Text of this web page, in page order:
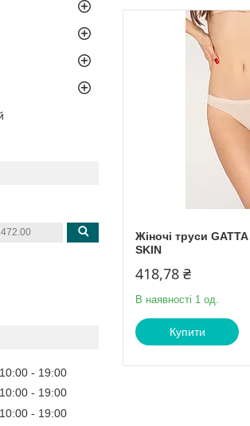
10:00
19:00
10:00
19:00
10:00
19:00
Жіночі труси
SKIN
418,78 ₴
В наявності 1 од.
Купити